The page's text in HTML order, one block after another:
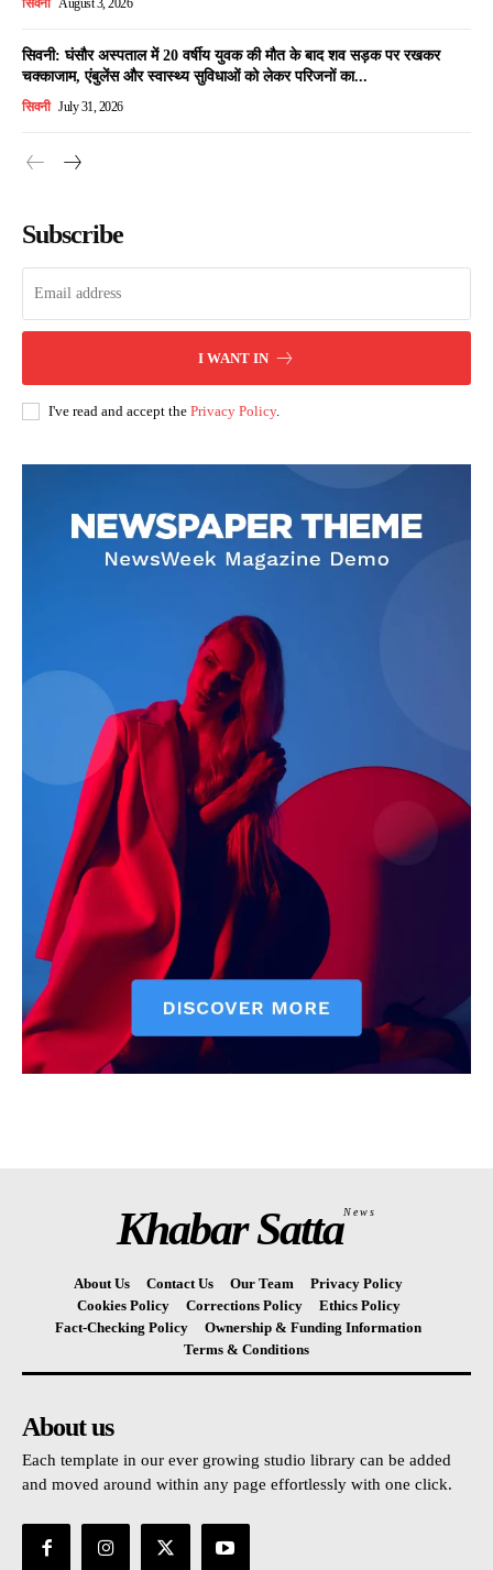
सिवनी August 3, 2026
सिवनी: घंसौर अस्पताल में 20 वर्षीय युवक की मौत के बाद शव सड़क पर रखकर
चक्काजाम, एंबुलेंस और स्वास्थ्य सुविधाओं को लेकर परिजनों का...
सिवनी July 31, 2026
Subscribe
I WANT IN
I've read and accept the Privacy Policy.
Khabar SattaNews
About Us Contact Us Our Team
Privacy Policy
Cookies Policy
Corrections Policy
Ethics Policy
Fact-Checking Policy
Ownership & Funding Information
Terms & Conditions
About us
Each template in our ever growing studio library can be added
and moved around within any page effortlessly with one click.